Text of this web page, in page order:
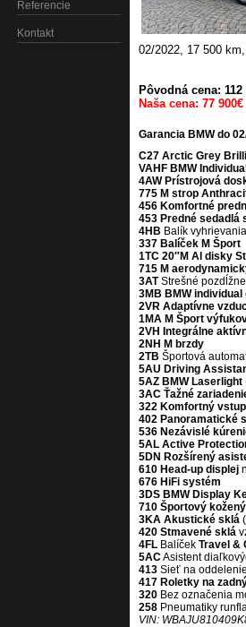
Referencie
Kontakt
02/2022, 17 500 km,
Pôvodná cena: 112
Naša cena: 77 900€
Garancia BMW do
C27 Arctic Grey
VAHF BMW
4AW Prístrojová
775 M strop
456 Komfortné
453 Predné sedadlá
4HB Balík
337 Balíček M Šport
1TC 20″M Al disky
715 M
3ATStrešné
3MB BMW individual
2VR Adaptívne
1MA M Šport
2VH Integrálne
2NH M brzdy
2TB Športová
5AU Driving
5AZ BMW Laserlight
3AC Ťažné
322 Komfortný vstup
402 Panoramatické
536 Nezávislé
5AL Active
5DN Rozšírený
610 Head-up displej
676 HiFi systém
3DS BMW Display
710 Športový
3KA Akustické sklá
420 Stmavené sklá
4FL Balíček Travel &
5ACAsistent
413 Sieť na
417 Roletky na
320 Bez označenia
258 Pneumatiky
VIN: